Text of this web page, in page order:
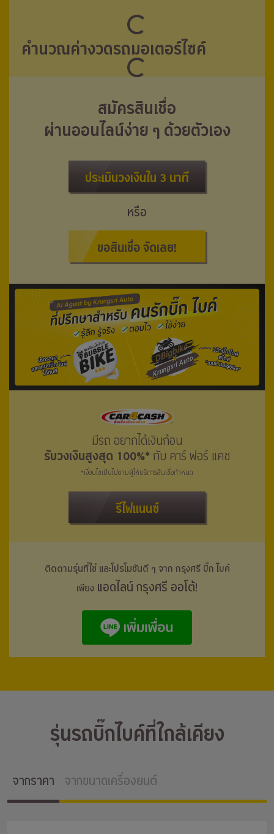
คำนวณค่างวดรถมอเตอร์ไซค์
สมัครสินเชื่อ
ผ่านออนไลน์ง่าย ๆ ด้วยตัวเอง
ประเมินวงเงินใน 3 นาที
หรือ
ขอสินเชื่อ จัดเลย!
มีรถ อยากได้เงินก้อน
รับวงเงินสูงสุด 100%* กับ คาร์ ฟอร์ แคช
*เงื่อนไขเป็นไปตามผู้ให้บริการสินเชื่อกำหนด
รีไฟแนนซ์
ติดตามรุ่นที่ใช่ และโปรโมชันดี ๆ จาก กรุงศรี บิ๊ก ไบค์
เพียง แอดไลน์ กรุงศรี ออโต้!
รุ่นรถบิ๊กไบค์ที่ใกล้เคียง
จากราคา จากขนาดเครื่องยนต์